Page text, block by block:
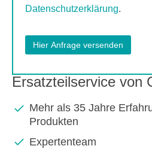
Datenschutzerklärung.
Ersatzteilservice von
Mehr als 35 Jahre
Produkten
Expertenteam